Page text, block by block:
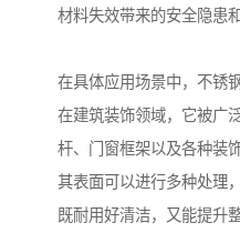
材料失效带来的安全隐患
在具体应用场景中，不锈
在建筑装饰领域，它被广
杆、门窗框架以及各种装饰
其表面可以进行多种处理
既耐用好清洁，又能提升